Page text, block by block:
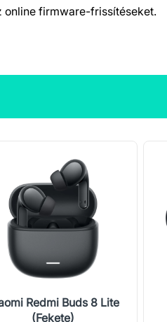
online firmware-frissítéseket.
Redmi Buds 8 Lite
(Fekete)